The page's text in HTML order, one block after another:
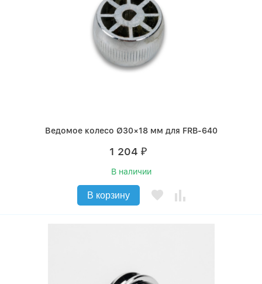
Ведомое колесо Ø30×18 мм для FRB-640
1 204 ₽
В наличии
В корзину